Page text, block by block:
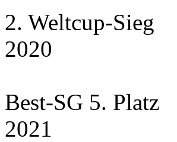
2. Weltcup-Sieg
2020
Best-SG 5. Platz
2021